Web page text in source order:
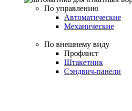
По управлению
Автоматические
Механические
По внешнему виду
Профлист
Штакетник
Сэндвич-панели